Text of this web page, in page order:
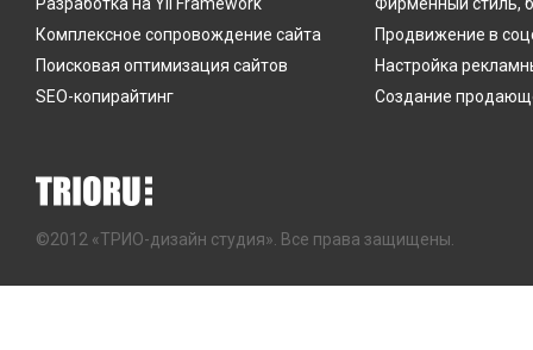
Разработка на Yii Framework
Фирменный стиль,
Комплексное сопровождение сайта
Продвижение в
Поисковая оптимизация сайтов
Настройка
SEO-копирайтинг
Создание
©2012 «ТРИО-дизайн студия». Все права защищены.